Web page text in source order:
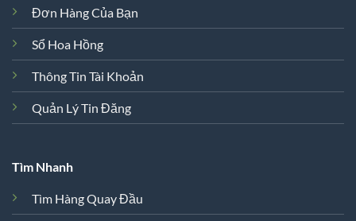
Đơn Hàng Của Bạn
Sổ Hoa Hồng
Thông Tin Tài Khoản
Quản Lý Tin Đăng
Tìm Nhanh
Tìm Hàng Quay Đầu